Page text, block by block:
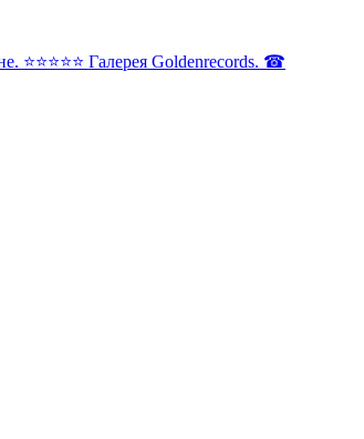
⭐️⭐️⭐️⭐️⭐️ Галерея Goldenrecords. ☎